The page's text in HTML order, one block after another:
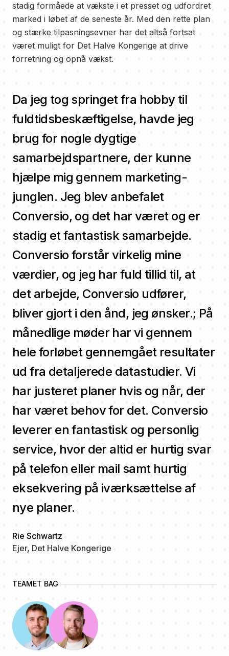
stadig formåede at vækste i et presset og udfordret
marked i løbet af de seneste år. Med den rette plan
og stærke tilpasningsevner har det altså fortsat
været muligt for Det Halve Kongerige at drive
forretning og opnå vækst.
Da jeg tog springet fra hobby til
fuldtidsbeskæftigelse, havde jeg
brug for nogle dygtige
samarbejdspartnere, der kunne
hjælpe mig gennem marketing-
junglen. Jeg blev anbefalet
Conversio, og det har været og er
stadig et fantastisk samarbejde.
Conversio forstår virkelig mine
værdier, og jeg har fuld tillid til, at
det arbejde, Conversio udfører,
bliver gjort i den ånd, jeg ønsker.; På
månedlige møder har vi gennem
hele forløbet gennemgået resultater
ud fra detaljerede datastudier. Vi
har justeret planer hvis og når, der
har været behov for det. Conversio
leverer en fantastisk og personlig
service, hvor der altid er hurtig svar
på telefon eller mail samt hurtig
eksekvering på iværksættelse af
nye planer.
Rie Schwartz
Ejer, Det Halve Kongerige
TEAMET BAG